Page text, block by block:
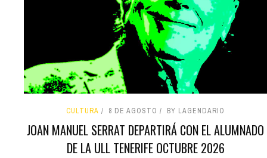
CULTURA 8 DE AGOSTO BY LAGENDARIO
JOAN MANUEL SERRAT DEPARTIRÁ CON EL ALUMNADO
DE LA ULL TENERIFE OCTUBRE 2026